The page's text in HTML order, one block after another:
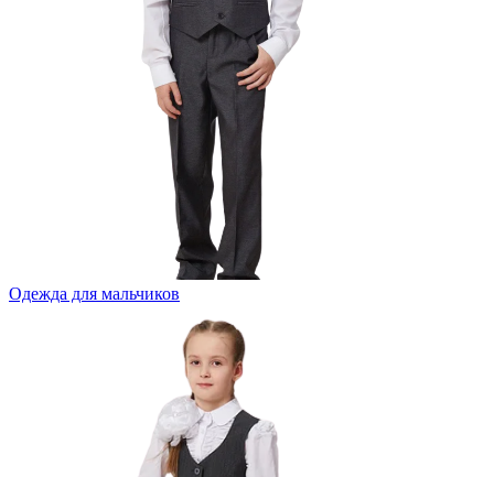
Одежда для мальчиков